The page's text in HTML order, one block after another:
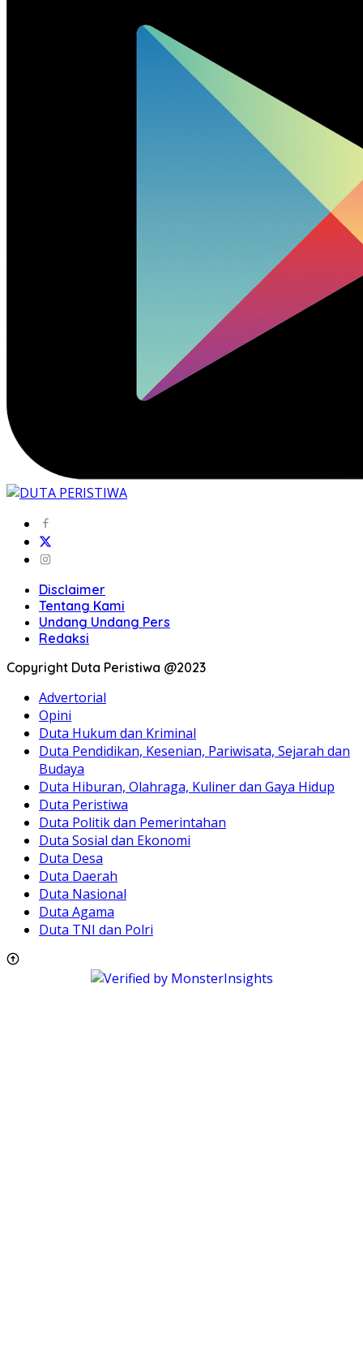
Disclaimer
Tentang Kami
Undang Undang Pers
Redaksi
Copyright Duta Peristiwa @2023
Advertorial
Opini
Duta Hukum dan Kriminal
Duta Pendidikan, Kesenian, Pariwisata, Sejarah dan
Budaya
Duta Hiburan, Olahraga, Kuliner dan Gaya Hidup
Duta Peristiwa
Duta Politik dan Pemerintahan
Duta Sosial dan Ekonomi
Duta Desa
Duta Daerah
Duta Nasional
Duta Agama
Duta TNI dan Polri